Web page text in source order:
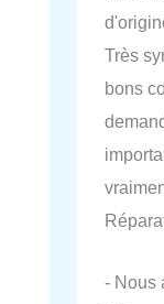
Très
bons
- Nous